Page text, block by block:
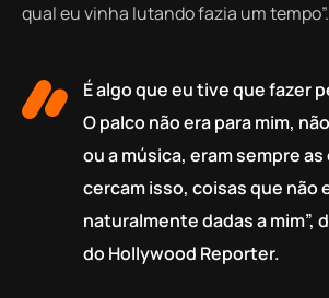
qual eu vinha lutando fazia um tempo”.
É algo que eu tive que fazer
O palco não era para mim,
ou a música, eram sempre
cercam isso, coisas que não
naturalmente dadas a mim”,
do Hollywood Reporter.